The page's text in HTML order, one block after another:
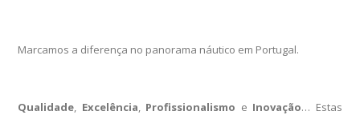
Marcamos a diferença no panorama náutico em Portugal.
Qualidade, Excelência, Profissionalismo e Inovação… Estas